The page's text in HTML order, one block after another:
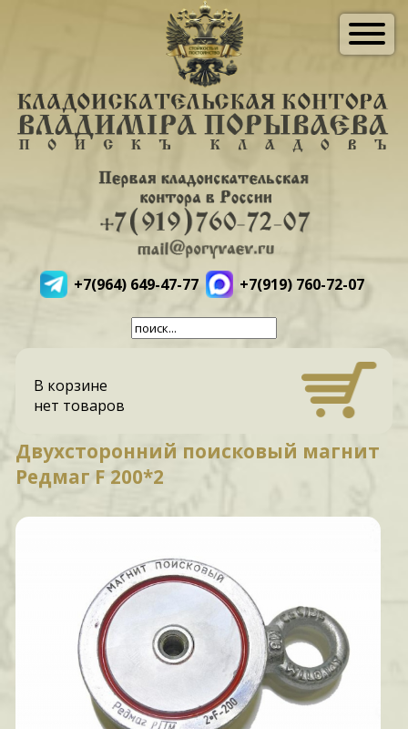
+7(964) 649-47-77 +7(919) 760-72-07
В корзине
нет товаров
Двухсторонний поисковый магнит
Редмаг F 200*2